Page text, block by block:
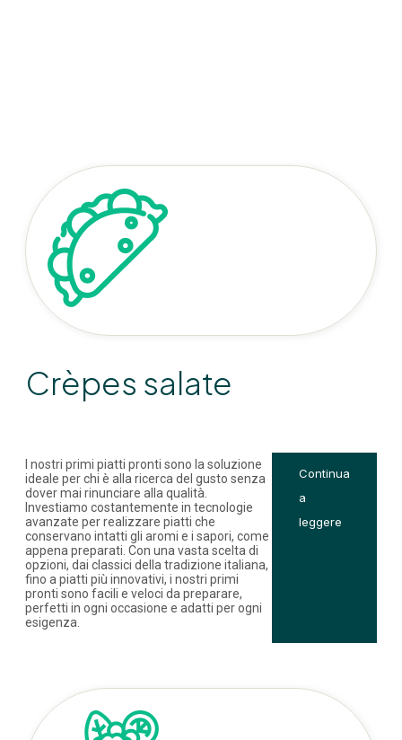
Crèpes salate
I nostri primi piatti pronti sono la soluzione
ideale per chi è alla ricerca del gusto senza
dover mai rinunciare alla qualità.
Investiamo costantemente in tecnologie
avanzate per realizzare piatti che
conservano intatti gli aromi e i sapori, come
appena preparati. Con una vasta scelta di
opzioni, dai classici della tradizione italiana,
fino a piatti più innovativi, i nostri primi
pronti sono facili e veloci da preparare,
perfetti in ogni occasione e adatti per ogni
esigenza.
Continua
a
leggere